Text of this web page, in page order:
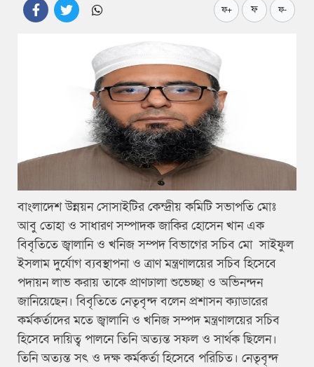
ফ+ ফ ফ-
বাংলাদেশ উন্নয়ন সোসাইটির কেন্দ্রীয় কমিটি সভাপতি মোঃ
আবু তোহা ও সাধারণ সম্পাদক জাকির হোসেন খান এক
বিবৃতিতে জ্বালানি ও খনিজ সম্পদ বিভাগের সচিব মো সাইফুল
ইসলাম দুর্যোগ ব্যবস্থাপনা ও ত্রাণ মন্ত্রণালয়ের সচিব হিসেবে
পদায়ন লাভ করায় তাকে প্রাণঢালা শুভেচ্ছা ও অভিনন্দন
জানিয়েছেন। বিবৃতিতে নেতৃবৃন্দ বলেন প্রশাসন ক্যাডারের
কর্মকর্তাদের মতে জ্বালানি ও খনিজ সম্পদ মন্ত্রণালয়ের সচিব
হিসেবে দায়িত্ব পালনে তিনি অত্যন্ত সফল ও সার্থক ছিলেন।
তিনি অত্যন্ত সৎ ও দক্ষ কর্মকর্তা হিসেবে পরিচিত। নেতৃবৃন্দ